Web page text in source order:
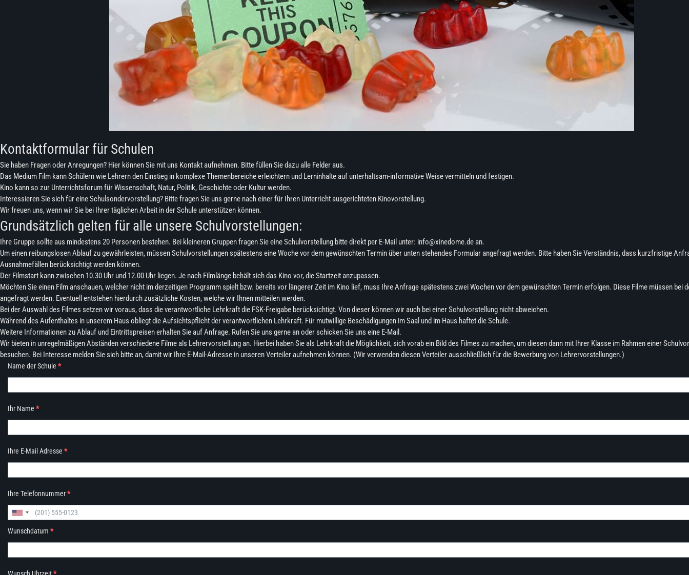
Kontaktformular für Schulen
Sie haben Fragen oder Anregungen? Hier können Sie mit uns Kontakt aufnehmen. Bitte füllen Sie dazu alle Felder aus.
Das Medium Film kann Schülern wie Lehrern den Einstieg in komplexe Themenbereiche erleichtern und Lerninhalte auf unterhaltsam-informative Weise vermitteln und festigen.
Kino kann so zur Unterrichtsforum für Wissenschaft, Natur, Politik, Geschichte oder Kultur werden.
Interessieren Sie sich für eine Schulsondervorstellung? Bitte fragen Sie uns gerne nach einer für Ihren Unterricht ausgerichteten Kinovorstellung.
Wir freuen uns, wenn wir Sie bei Ihrer täglichen Arbeit in der Schule unterstützen können.
Grundsätzlich gelten für alle unsere Schulvorstellungen:
Ihre Gruppe sollte aus mindestens 20 Personen bestehen. Bei kleineren Gruppen fragen Sie eine Schulvorstellung bitte direkt per E-Mail unter: info@xinedome.de an.
Um einen reibungslosen Ablauf zu gewährleisten, müssen Schulvorstellungen spätestens eine Woche vor dem gewünschten Termin über unten stehendes Formular angefragt werden. Bitte haben Sie Verständnis, dass kurzfristige
Ausnahmefällen berücksichtigt werden können.
Der Filmstart kann zwischen 10.30 Uhr und 12.00 Uhr liegen. Je nach Filmlänge behält sich das Kino vor, die Startzeit anzupassen.
Möchten Sie einen Film anschauen, welcher nicht im derzeitigen Programm spielt bzw. bereits vor längerer Zeit im Kino lief, muss Ihre Anfrage spätestens zwei Wochen vor dem gewünschten Termin erfolgen. Diese Filme müssen bei
angefragt werden. Eventuell entstehen hierdurch zusätzliche Kosten, welche wir Ihnen mitteilen werden.
Bei der Auswahl des Filmes setzen wir voraus, dass die verantwortliche Lehrkraft die FSK-Freigabe berücksichtigt. Von dieser können wir auch bei einer Schulvorstellung nicht abweichen.
Während des Aufenthaltes in unserem Haus obliegt die Aufsichtspflicht der verantwortlichen Lehrkraft. Für mutwillige Beschädigungen im Saal und im Haus haftet die Schule.
Weitere Informationen zu Ablauf und Eintrittspreisen erhalten Sie auf Anfrage. Rufen Sie uns gerne an oder schicken Sie uns eine E-Mail.
Wir bieten in unregelmäßigen Abständen verschiedene Filme als Lehrervorstellung an. Hierbei haben Sie als Lehrkraft die Möglichkeit, sich vorab ein Bild des Filmes zu machen, um diesen dann mit Ihrer Klasse im Rahmen einer
besuchen. Bei Interesse melden Sie sich bitte an, damit wir Ihre E-Mail-Adresse in unseren Verteiler aufnehmen können. (Wir verwenden diesen Verteiler ausschließlich für die Bewerbung von Lehrervorstellungen.)
Name der Schule *
Ihr Name *
Ihre E-Mail Adresse *
Ihre Telefonnummer*
Wunschdatum *